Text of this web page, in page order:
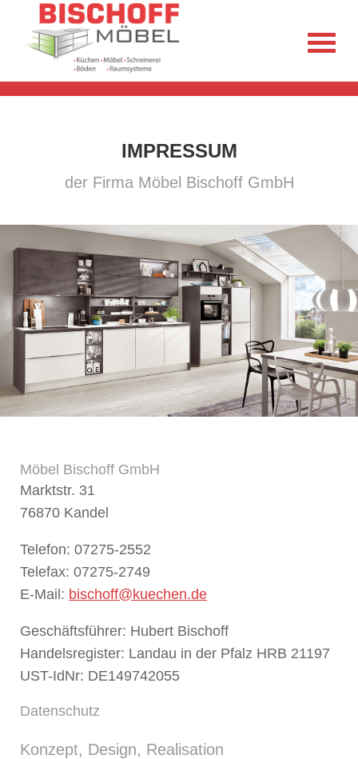
IMPRESSUM
der Firma Möbel Bischoff GmbH
Möbel Bischoff GmbH
Marktstr. 31
76870 Kandel
Telefon:07275-2552
Telefax:07275-2749
E-Mail: bischoff@kuechen.de
Geschäftsführer: Hubert Bischoff
Handelsregister: Landau in der Pfalz HRB 21197
UST-IdNr: DE149742055
Datenschutz
Konzept, Design, Realisation